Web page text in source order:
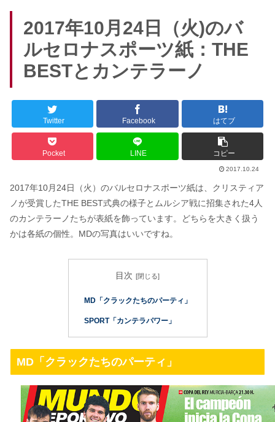
2017年10月24日（火)のバ
ルセロナスポーツ紙：THE
BESTとカンテラーノ
Twitter Facebook はてブ
Pocket LINE コピー
2017.10.24
2017年10月24日（火）のバルセロナスポーツ紙は、クリスティア
ノが受賞したTHE BEST式典の様子とムルシア戦に招集された4人
のカンテラーノたちが表紙を飾っています。どちらを大きく扱う
かは各紙の個性。MDの写真はいいですね。
目次
MD「クラックたちのパーティ」
SPORT「カンテラパワー」
MD「クラックたちのパーティ」